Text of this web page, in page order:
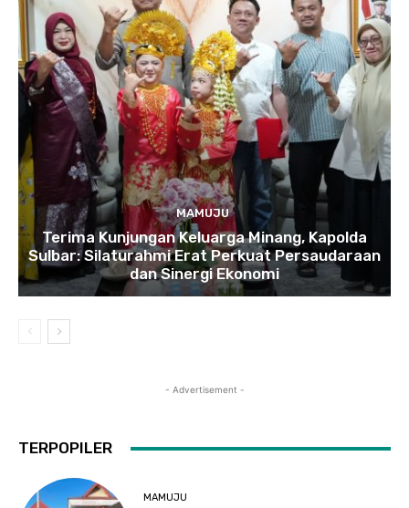
MAMUJU
Terima Kunjungan Keluarga Minang, Kapolda
Sulbar: Silaturahmi Erat Perkuat Persaudaraan
dan Sinergi Ekonomi
- Advertisement -
TERPOPILER
MAMUJU